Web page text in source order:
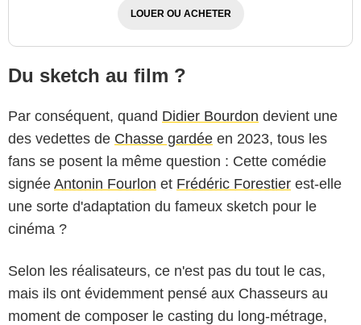
LOUER OU ACHETER
Du sketch au film ?
Par conséquent, quand Didier Bourdon devient une
des vedettes de Chasse gardée en 2023, tous les
fans se posent la même question : Cette comédie
signée Antonin Fourlon et Frédéric Forestier est-elle
une sorte d'adaptation du fameux sketch pour le
cinéma ?
Selon les réalisateurs, ce n'est pas du tout le cas,
mais ils ont évidemment pensé aux Chasseurs au
moment de composer le casting du long-métrage,